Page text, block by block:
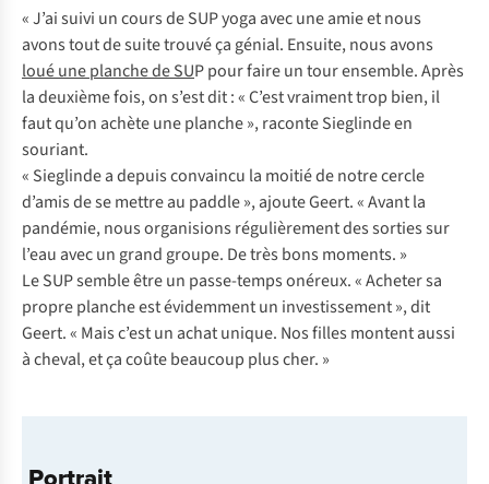
« J’ai suivi un cours de SUP yoga avec une amie et nous
avons tout de suite trouvé ça génial. Ensuite, nous avons
loué une planche de SUPpour faire un tour ensemble. Après
la deuxième fois, on s’est dit : « C’est vraiment trop bien, il
faut qu’on achète une planche », raconte Sieglinde en
souriant.
« Sieglinde a depuis convaincu la moitié de notre cercle
d’amis de se mettre au paddle », ajoute Geert. « Avant la
pandémie, nous organisions régulièrement des sorties sur
l’eau avec un grand groupe. De très bons moments. »
Le SUP semble être un passe-temps onéreux. « Acheter sa
propre planche est évidemment un investissement », dit
Geert. « Mais c’est un achat unique. Nos filles montent aussi
à cheval, et ça coûte beaucoup plus cher. »